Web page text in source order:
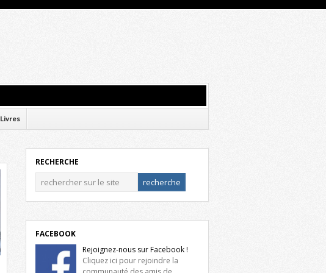
Livres
RECHERCHE
FACEBOOK
Rejoignez-nous sur Facebook !
Cliquez ici pour rejoindre la